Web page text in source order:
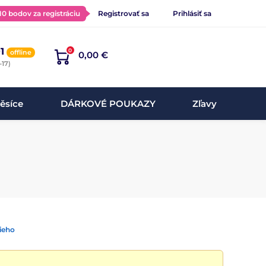
bodov za registráciu Registrovať sa Prihlásiť sa
offline
0 0,00 €
DÁRKOVÉ POUKAZY Zľavy